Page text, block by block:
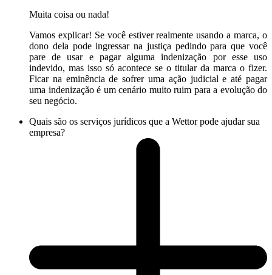
Muita coisa ou nada!
Vamos explicar! Se você estiver realmente usando a marca, o
dono dela pode ingressar na justiça pedindo para que você
pare de usar e pagar alguma indenização por esse uso
indevido, mas isso só acontece se o titular da marca o fizer.
Ficar na eminência de sofrer uma ação judicial e até pagar
uma indenização é um cenário muito ruim para a evolução do
seu negócio.
Quais são os serviços jurídicos que a Wettor pode ajudar sua
empresa?